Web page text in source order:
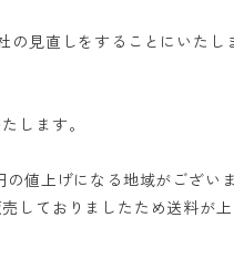
見直しをすることにいたし
します。
値上げになる地域がございま
しておりましたため送料が